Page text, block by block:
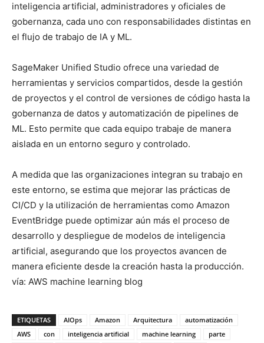
inteligencia artificial, administradores y oficiales de
gobernanza, cada uno con responsabilidades distintas en
el flujo de trabajo de IA y ML.
SageMaker Unified Studio ofrece una variedad de
herramientas y servicios compartidos, desde la gestión
de proyectos y el control de versiones de código hasta la
gobernanza de datos y automatización de pipelines de
ML. Esto permite que cada equipo trabaje de manera
aislada en un entorno seguro y controlado.
A medida que las organizaciones integran su trabajo en
este entorno, se estima que mejorar las prácticas de
CI/CD y la utilización de herramientas como Amazon
EventBridge puede optimizar aún más el proceso de
desarrollo y despliegue de modelos de inteligencia
artificial, asegurando que los proyectos avancen de
manera eficiente desde la creación hasta la producción.
vía: AWS machine learning blog
ETIQUETAS AIOps Amazon Arquitectura
automatización
AWS
con inteligencia artificial machine learning
parte